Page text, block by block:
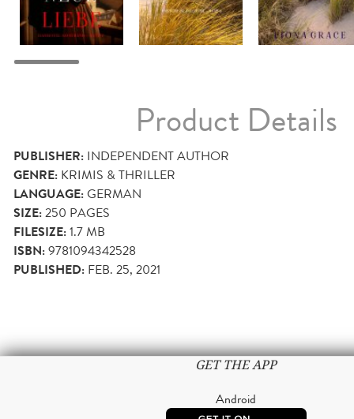
Product Details
PUBLISHER: INDEPENDENT AUTHOR
GENRE: KRIMIS & THRILLER
LANGUAGE:GERMAN
SIZE:250 PAGES
FILESIZE:1.7 MB
ISBN:9781094342528
PUBLISHED: FEB. 25, 2021
GET THE APP
Android